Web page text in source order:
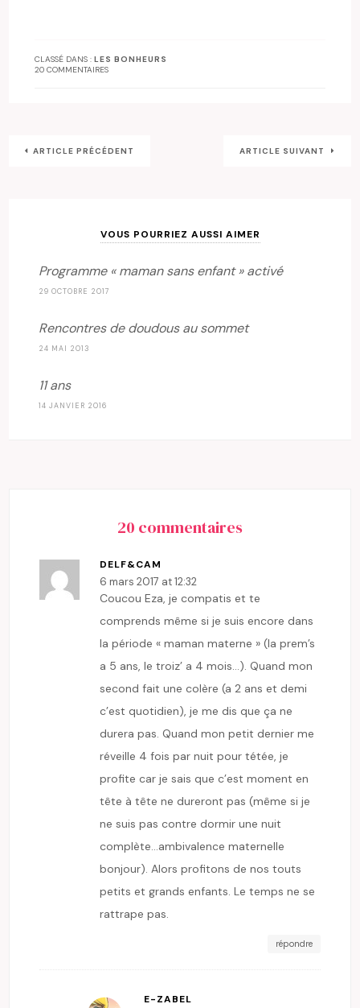
CLASSÉ DANS :LES BONHEURS
20 COMMENTAIRES
ARTICLE PRÉCÉDENT ARTICLE SUIVANT
VOUS POURRIEZ AUSSI AIMER
Programme « maman sans enfant » activé
29 OCTOBRE 2017
Rencontres de doudous au sommet
24 MAI 2013
11 ans
14 JANVIER 2016
20 commentaires
DELF&CAM
6 mars 2017 at 12:32
Coucou Eza, je compatis et te
comprends même si je suis encore dans
la période « maman materne » (la prem’s
a 5 ans, le troiz’ a 4 mois…). Quand mon
second fait une colère (a 2 ans et demi
c’est quotidien), je me dis que ça ne
durera pas. Quand mon petit dernier me
réveille 4 fois par nuit pour tétée, je
profite car je sais que c’est moment en
tête à tête ne dureront pas (même si je
ne suis pas contre dormir une nuit
complète…ambivalence maternelle
bonjour). Alors profitons de nos touts
petits et grands enfants. Le temps ne se
rattrape pas.
répondre
E-ZABEL